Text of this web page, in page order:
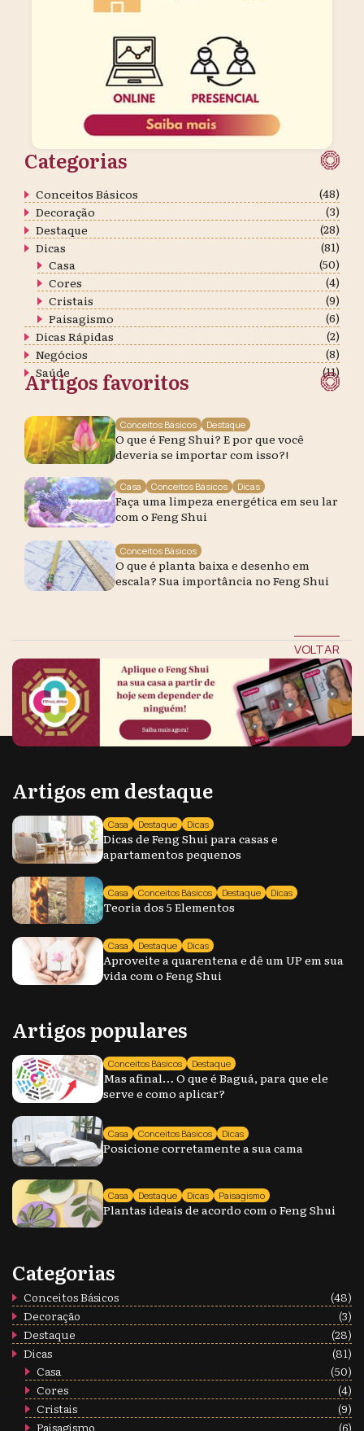
Categorias
Conceitos Básicos
(48)
Decoração
(3)
Destaque
(28)
Dicas
(81)
Casa
(50)
Cores
(4)
Cristais
(9)
Paisagismo
(6)
Dicas Rápidas
(2)
Negócios
(8)
Saúde
(11)
Artigos favoritos
Conceitos Básicos Destaque
O que é Feng Shui? E por que você
deveria se importar com isso?!
Casa Conceitos Básicos Dicas
Faça uma limpeza energética em seu lar
com o Feng Shui
Conceitos Básicos
O que é planta baixa e desenho em
escala? Sua importância no Feng Shui
VOLTAR
Artigos em destaque
Casa Destaque Dicas
Dicas de Feng Shui para casas e
apartamentos pequenos
Casa Conceitos Básicos Destaque Dicas
Teoria dos 5 Elementos
Casa Destaque Dicas
Aproveite a quarentena e dê um UP em sua
vida com o Feng Shui
Artigos populares
Conceitos Básicos Destaque
Mas afinal… O que é Baguá, para que ele
serve e como aplicar?
Casa Conceitos Básicos Dicas
Posicione corretamente a sua cama
Casa Destaque Dicas Paisagismo
Plantas ideais de acordo com o Feng Shui
Categorias
Conceitos Básicos
(48)
Decoração
(3)
Destaque
(28)
Dicas
(81)
Casa
(50)
Cores
(4)
Cristais
(9)
Paisagismo
(6)